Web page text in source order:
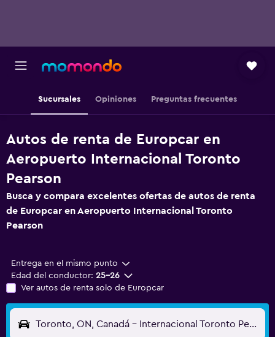
Sucursales Opiniones Preguntas frecuentes
Autos de renta de Europcar en
Aeropuerto Internacional Toronto
Pearson
Busca y compara excelentes ofertas de autos de renta
de Europcar en Aeropuerto Internacional Toronto
Pearson
Entrega en el mismo punto
Edad del conductor: 25-26
Ver autos de renta solo de Europcar
Toronto, ON, Canadá - Internacional Toronto Pearson (YYZ)